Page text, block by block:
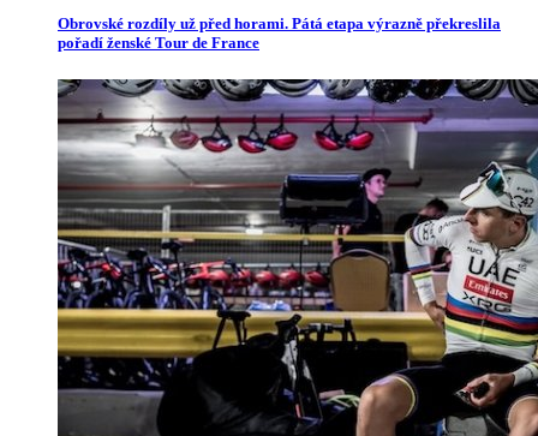
Obrovské rozdíly už před horami. Pátá etapa výrazně překreslila
pořadí ženské Tour de France